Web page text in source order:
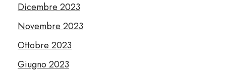
Dicembre 2023
Novembre 2023
Ottobre 2023
Giugno 2023